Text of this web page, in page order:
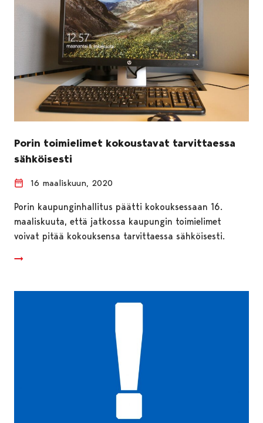
Porin toimielimet kokoustavat tarvittaessa
sähköisesti
16 maaliskuun, 2020
Porin kaupunginhallitus päätti kokouksessaan 16.
maaliskuuta, että jatkossa kaupungin toimielimet
voivat pitää kokouksensa tarvittaessa sähköisesti.